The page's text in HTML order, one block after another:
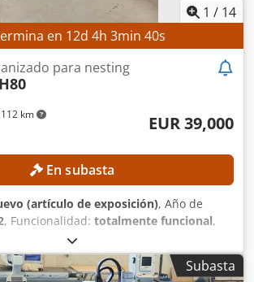
1 / 14
en 12d 4h 3min 38s
km
para nesting
EUR 39,000
En subasta
(artículo de exposición), Año de
, Funcionalidad: totalmente funcional,
65 h
Y:2,500 mm, recorrido del eje Z:225 mm,
(máx.):2,100 mm, altura de la pieza
Subasta